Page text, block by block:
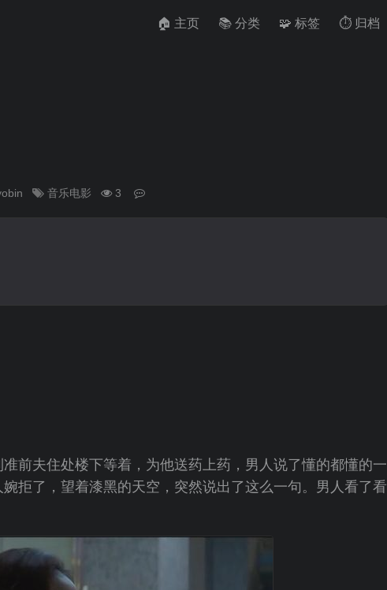
🏠 主页 📚 分类 🧩 标签 ⏱ 归档
音乐电影 3
前夫住处楼下等着，为他送药上药，男人说了懂的都懂的一
拒了，望着漆黑的天空，突然说出了这么一句。男人看了看